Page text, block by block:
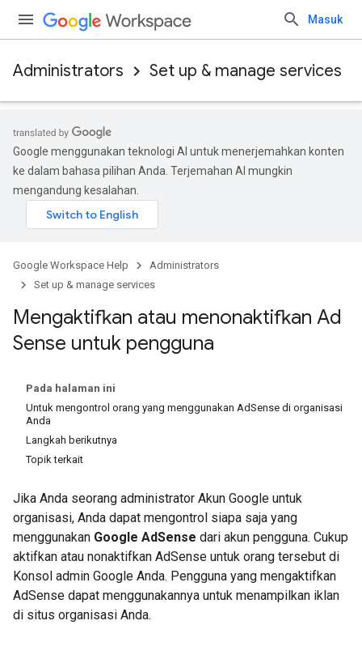
Masuk
Administrators Set up & manage services
Google menggunakan teknologi AI untuk menerjemahkan konten
ke dalam bahasa pilihan Anda. Terjemahan AI mungkin
mengandung kesalahan.
Google Workspace Help
Administrators
Set up & manage services
Mengaktifkan atau menonaktifkan Ad
Sense untuk pengguna
Pada halaman ini
Untuk mengontrol orang yang menggunakan AdSense di organisasi
Anda
Langkah berikutnya
Topik terkait
Jika Anda seorang administrator Akun Google untuk
organisasi, Anda dapat mengontrol siapa saja yang
menggunakan Google AdSense dari akun pengguna. Cukup
aktifkan atau nonaktifkan AdSense untuk orang tersebut di
Konsol admin Google Anda. Pengguna yang mengaktifkan
AdSense dapat menggunakannya untuk menampilkan iklan
di situs organisasi Anda.